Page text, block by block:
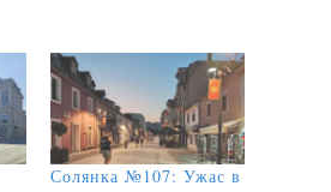
Солянка №107: Ужас в